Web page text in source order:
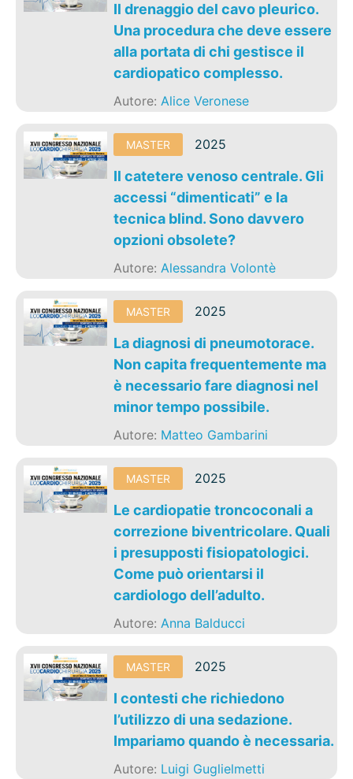
Il drenaggio del cavo pleurico.
Una procedura che deve essere
alla portata di chi gestisce il
cardiopatico complesso.
Autore:Alice Veronese
MASTER 2025
Il catetere venoso centrale. Gli
accessi “dimenticati” e la
tecnica blind. Sono davvero
opzioni obsolete?
Autore:Alessandra Volontè
MASTER 2025
La diagnosi di pneumotorace.
Non capita frequentemente ma
è necessario fare diagnosi nel
minor tempo possibile.
Autore: Matteo Gambarini
MASTER 2025
Le cardiopatie troncoconali a
correzione biventricolare. Quali
i presupposti fisiopatologici.
Come può orientarsi il
cardiologo dell’adulto.
Autore:Anna Balducci
MASTER 2025
I contesti che richiedono
l’utilizzo di una sedazione.
Impariamo quando è necessaria.
Autore: Luigi Guglielmetti